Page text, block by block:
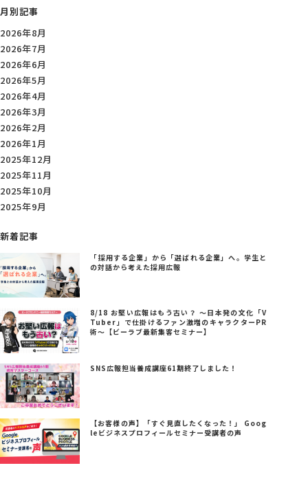
月別記事
2026年8月
2026年7月
2026年6月
2026年5月
2026年4月
2026年3月
2026年2月
2026年1月
2025年12月
2025年11月
2025年10月
2025年9月
新着記事
「採用する企業」から「選ばれる企業」へ。学生と
の対話から考えた採用広報
8/18 お堅い広報はもう古い？ ～日本発の文化「V
Tuber」で仕掛けるファン激増のキャラクターPR
術～【ビーラブ最新集客セミナー】
SNS広報担当養成講座61期終了しました！
【お客様の声】「すぐ見直したくなった！」 Goog
leビジネスプロフィールセミナー受講者の声